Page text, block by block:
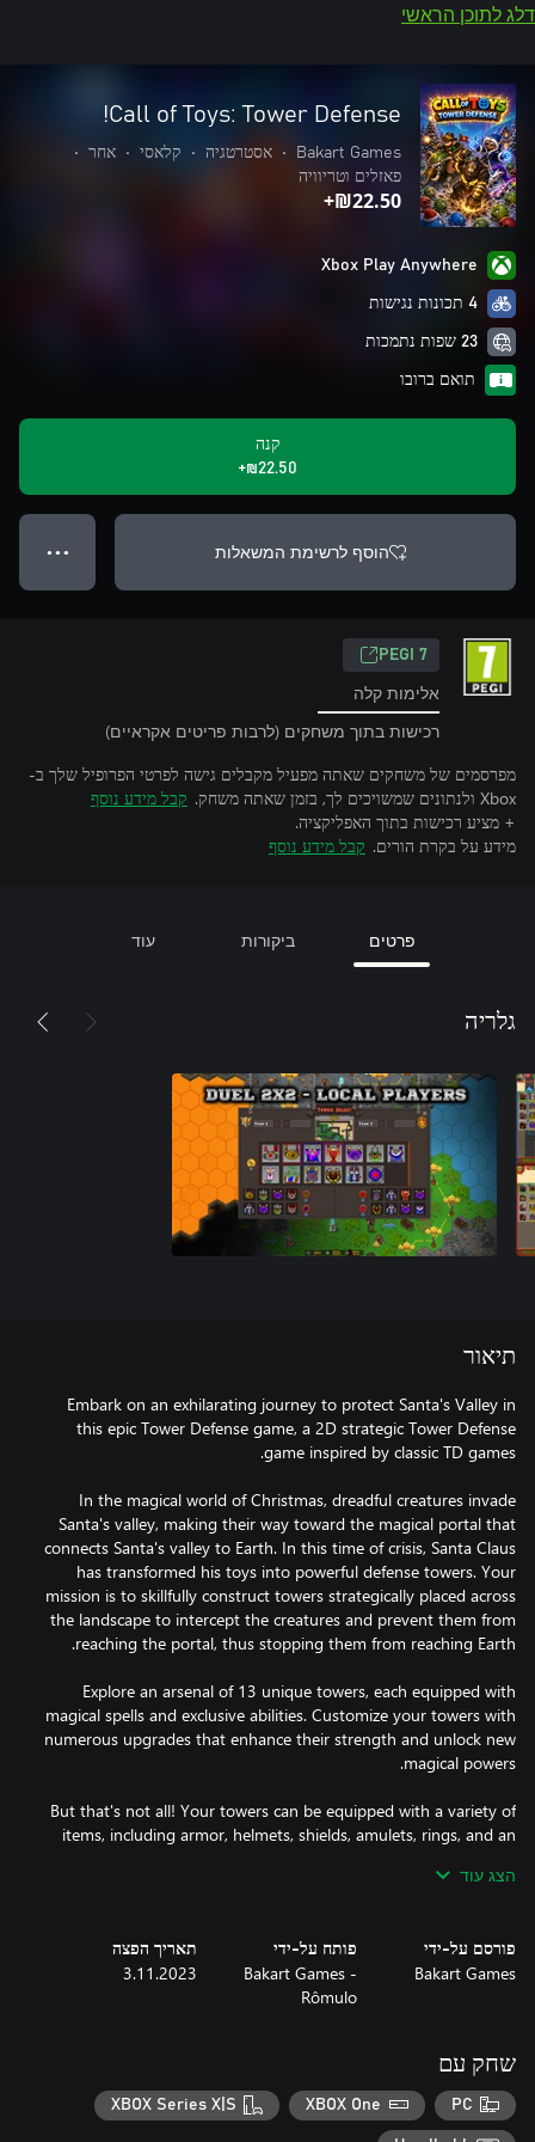
דלג לתוכן הראשי
Call of Toys: Tower Defense!
Bakart Games
• אסטרטגיה • קלאסי • אחר
•
פאזלים וטריוויה
‪₪‎22.50‬+
Xbox Play Anywhere
4 תכונות נגישות
23 שפות נתמכות
תואם ברובו
קנה
‪₪‎22.50‬+
הוסף לרשימת המשאלות ● ● ●
PEGI 7
אלימות קלה
רכישות בתוך משחקים (לרבות פריטים אקראיים)
מפרסמים של משחקים שאתה מפעיל מקבלים גישה לפרטי הפרופיל שלך ב-
Xbox ולנתונים שמשויכים לך, בזמן שאתה משחק.
קבל מידע נוסף
+ מציע רכישות בתוך האפליקציה.
מידע על בקרת הורים. קבל מידע נוסף
פרטים ביקורות עוד
גלריה
תיאור
Embark on an exhilarating journey to protect Santa's Valley in
this epic Tower Defense game, a 2D strategic Tower Defense
In the magical world of Christmas, dreadful creatures invade
Santa's valley, making their way toward the magical portal that
connects Santa's valley to Earth. In this time of crisis, Santa Claus
has transformed his toys into powerful defense towers. Your
mission is to skillfully construct towers strategically placed across
the landscape to intercept the creatures and prevent them from
Explore an arsenal of 13 unique towers, each equipped with
magical spells and exclusive abilities. Customize your towers with
numerous upgrades that enhance their strength and unlock new
But that's not all! Your towers can be equipped with a variety of
items, including armor, helmets, shields, amulets, rings, and an
precious items, essential for improving your defense and
• Campaign Mode: Embark on a solo journey with 40 challenging
• Duel against the Machine: Test your skills at various difficulty
הצג עוד
פורסם על-ידי
Bakart Games
פותח על-ידי
Bakart Games -
Rômulo
תאריך הפצה
3.11.2023
שחק עם
PC
XBOX One
XBOX Series X|S